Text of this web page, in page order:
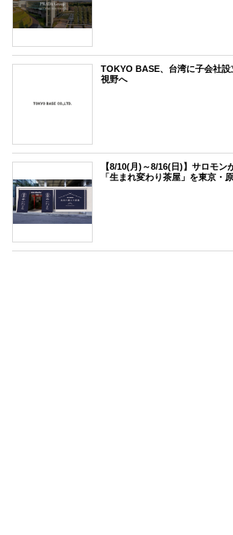
TOKYO BASE、台湾に子会社
視野へ
【8/10(月)～8/16(日)】サロモン
「生まれ変わり茶屋」を東京・